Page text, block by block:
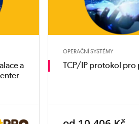
a
OPERAČNÍ SYSTÉMY
TCP/IP protokol